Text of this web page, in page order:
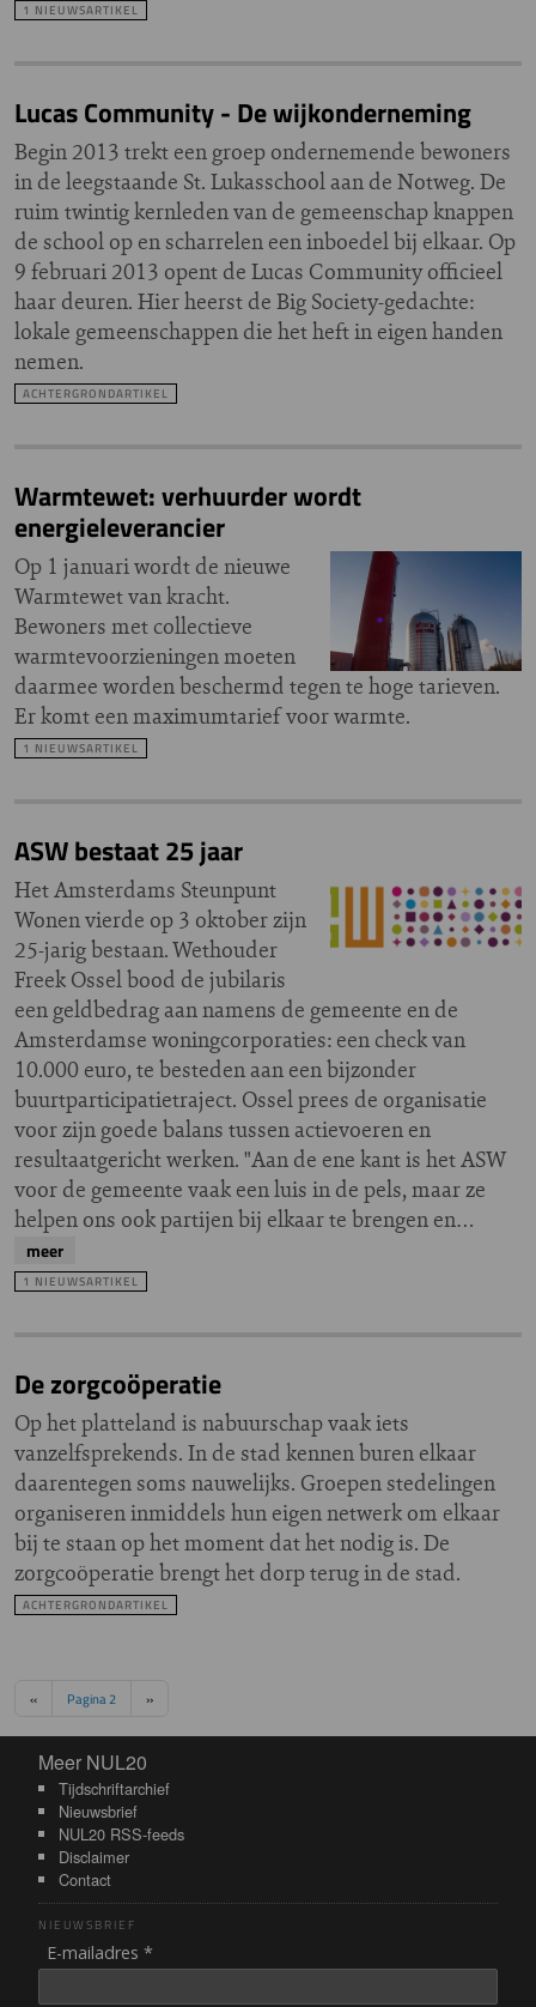
1 NIEUWSARTIKEL
Lucas Community - De wijkonderneming
Begin 2013 trekt een groep ondernemende bewoners
in de leegstaande St. Lukasschool aan de Notweg. De
ruim twintig kernleden van de gemeenschap knappen
de school op en scharrelen een inboedel bij elkaar. Op
9 februari 2013 opent de Lucas Community officieel
haar deuren. Hier heerst de Big Society-gedachte:
lokale gemeenschappen die het heft in eigen handen
nemen.
ACHTERGRONDARTIKEL
Warmtewet: verhuurder wordt
energieleverancier
Op 1 januari wordt de nieuwe
Warmtewet van kracht.
Bewoners met collectieve
warmtevoorzieningen moeten
daarmee worden beschermd tegen te hoge tarieven.
Er komt een maximumtarief voor warmte.
1 NIEUWSARTIKEL
ASW bestaat 25 jaar
Het Amsterdams Steunpunt
Wonen vierde op 3 oktober zijn
25-jarig bestaan. Wethouder
Freek Ossel bood de jubilaris
een geldbedrag aan namens de gemeente en de
Amsterdamse woningcorporaties: een check van
10.000 euro, te besteden aan een bijzonder
buurtparticipatietraject. Ossel prees de organisatie
voor zijn goede balans tussen actievoeren en
resultaatgericht werken. "Aan de ene kant is het ASW
voor de gemeente vaak een luis in de pels, maar ze
helpen ons ook partijen bij elkaar te brengen en…
meer
1 NIEUWSARTIKEL
De zorgcoöperatie
Op het platteland is nabuurschap vaak iets
vanzelfsprekends. In de stad kennen buren elkaar
daarentegen soms nauwelijks. Groepen stedelingen
organiseren inmiddels hun eigen netwerk om elkaar
bij te staan op het moment dat het nodig is. De
zorgcoöperatie brengt het dorp terug in de stad.
ACHTERGRONDARTIKEL
Paginering
Vorige pagina
‹‹ Pagina 2 Volgende pagina
››
Meer NUL20
Meer NUL20
Tijdschriftarchief
Nieuwsbrief
NUL20 RSS-feeds
Disclaimer
Contact
NIEUWSBRIEF
E-mailadres *